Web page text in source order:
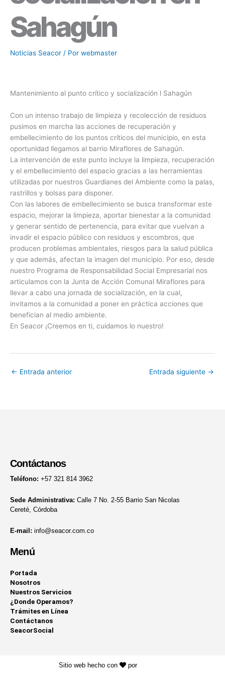
Sahagún
Noticias Seacor / Por webmaster
Mantenimiento al punto crítico y socialización l Sahagún
Con un intenso trabajo de limpieza y recolección de residuos
pusimos en marcha las acciones de recuperación y
embellecimiento de los puntos críticos del municipio, en esta
oportunidad llegamos al barrio Miraflores de Sahagún.
La intervención de este punto incluye la limpieza, recuperación
y el embellecimiento del espacio gracias a las herramientas
utilizadas por nuestros Guardianes del Ambiente como la palas,
rastrillos y bolsas para disponer.
Con las labores de embellecimiento se busca transformar este
espacio, mejorar la limpieza, aportar bienestar a la comunidad
y generar sentido de pertenencia, para evitar que vuelvan a
invadir el espacio público con residuos y escombros, que
producen problemas ambientales, riesgos para la salud pública
y que además, afectan la imagen del municipio. Por eso, desde
nuestro Programa de Responsabilidad Social Empresarial nos
articulamos con la Junta de Acción Comunal Miraflores para
llevar a cabo una jornada de socialización, en la cual,
invitamos a la comunidad a poner en práctica acciones que
benefician al medio ambiente.
En Seacor ¡Creemos en ti, cuidamos lo nuestro!
← Entrada anterior Entrada siguiente →
Contáctanos
Teléfono: +57 321 814 3962
Sede Administrativa: Calle 7 No. 2-55 Barrio San Nicolas
Cereté, Córdoba
E-mail: info@seacor.com.co
Menú
Portada
Nosotros
Nuestros Servicios
¿Donde Operamos?
Trámites en Línea
Contáctanos
SeacorSocial
Sitio web hecho con por